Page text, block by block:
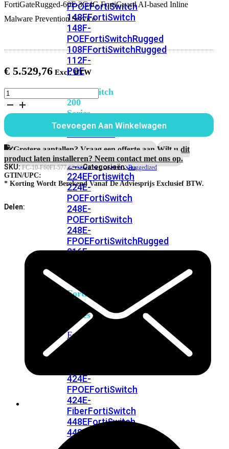
FPOEFortiSwitch
148FFortiSwitch
148F-
POEFortiSwitchRugged
108FFortiSwitchRugged
112F-
POE
FortiSwitch
200
Series
FortiSwitch
224D-
FPOEFortiSwitch
248DFortiSwitch
224EFortiswitch
224E-
POEFortiSwitch
248E-
POEFortiSwitch
248E-
FPOEFortiSwitchRugged
216F-
FortiSwitch
Series
FortiSwitch
424E-
FPOEFortiSwitch
424E-
FiberFortiSwitch
448EFortiSwitch
448E-
POE
FortiGateRugged-60F-3G4G FortiGuard AI-based Inline
Malware Prevention Service
€ 5.529,76
FortiGateRugged-
60F-
3G4G
5
Jaar
Inline
Malware
Prevention
Service
aantal
Toevoegen Aan Winkelwagen
Grotere aantallen? Vraag een offerte aan.Wilt u dit
product laten installeren? Neem contact met ons op.
SKU:FC-10-F60FI-577-02-60Categorieën:Ruggedized
GTIN/UPC:
* Korting Wordt Berekend Vanaf De Adviesprijs Exclusief BTW.
Delen: